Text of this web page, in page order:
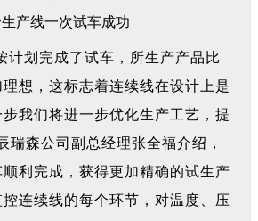
计划完成了试车，所生产产品比
想，这标志着连续线在设计上是
我们将进一步优化生产工艺，提
瑞森公司副总经理张全福介绍，
利完成，获得更加精确的试生产
连续线的每个环节，对温度、压